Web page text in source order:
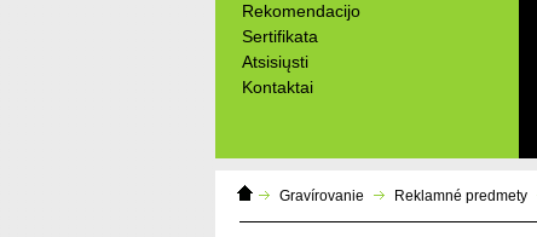
Home
Page
Gravírovanie Reklamné predmety
Rekomendacijo
Sertifikata
Atsisiųsti
Kontaktai